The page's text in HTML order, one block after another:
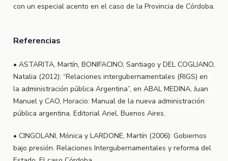
con un especial acento en el caso de la Provincia de Córdoba.
Referencias
• ASTARITA, Martín, BONIFACINO, Santiago y DEL COGLIANO,
Natalia (2012): “Relaciones intergubernamentales (RIGS) en
la administración pública Argentina”, en ABAL MEDINA, Juan
Manuel y CAO, Horacio: Manual de la nueva administración
pública argentina. Editorial Ariel, Buenos Aires.
• CINGOLANI, Mónica y LARDONE, Martín (2006): Gobiernos
bajo presión. Relaciones Intergubernamentales y reforma del